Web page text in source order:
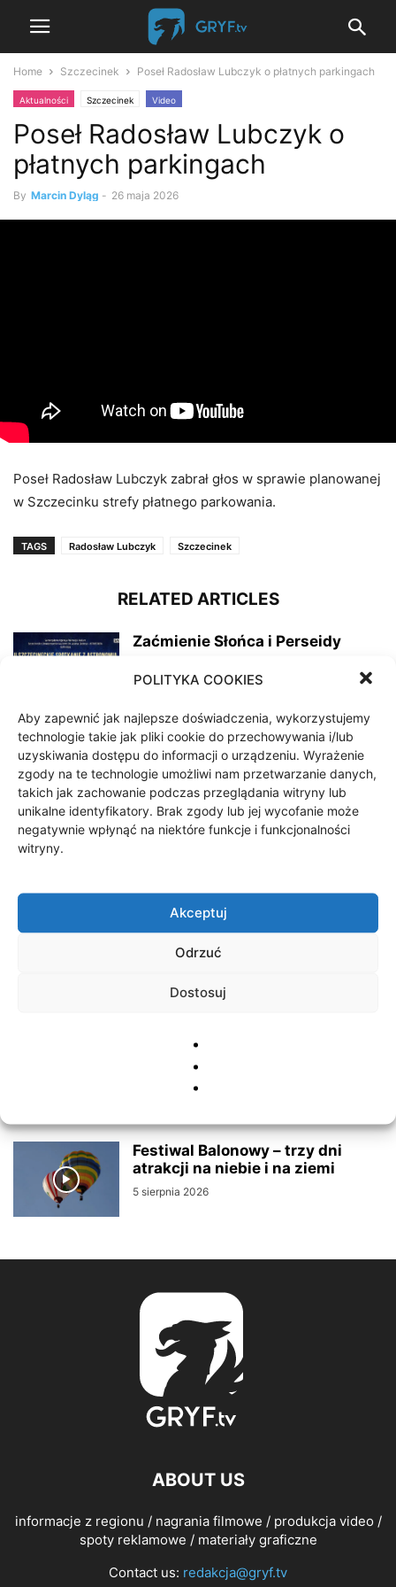
POLITYKA COOKIES
Aby zapewnić jak najlepsze doświadczenia, wykorzystujemy
technologie takie jak pliki cookie do przechowywania i/lub
uzyskiwania dostępu do informacji o urządzeniu. Wyrażenie
zgody na te technologie umożliwi nam przetwarzanie danych,
takich jak zachowanie podczas przeglądania witryny lub
unikalne identyfikatory. Brak zgody lub jej wycofanie może
negatywnie wpłynąć na niektóre funkcje i funkcjonalności
witryny.
Akceptuj
Odrzuć
Dostosuj
Home Szczecinek Poseł Radosław Lubczyk o płatnych parkingach
Aktualności Szczecinek Video
Poseł Radosław Lubczyk o
płatnych parkingach
By Marcin Dyląg - 26 maja 2026
Poseł Radosław Lubczyk zabrał głos w sprawie planowanej
w Szczecinku strefy płatnego parkowania.
TAGS Radosław Lubczyk Szczecinek
RELATED ARTICLES
Zaćmienie Słońca i Perseidy
Barwne dzieje placu
Kamińskiego, vel Nowotki
8 sierpnia 2026
Park Miejski z niecodziennej
7 sierpnia 2026
Przed nami trzy dni atrakcji na
niebie i na ziemi
6 sierpnia 2026
Festiwal Balonowy – trzy dni
atrakcji na niebie i na ziemi
5 sierpnia 2026
ABOUT US
informacje z regionu / nagrania filmowe / produkcja video /
spoty reklamowe / materiały graficzne
Contact us: redakcja@gryf.tv